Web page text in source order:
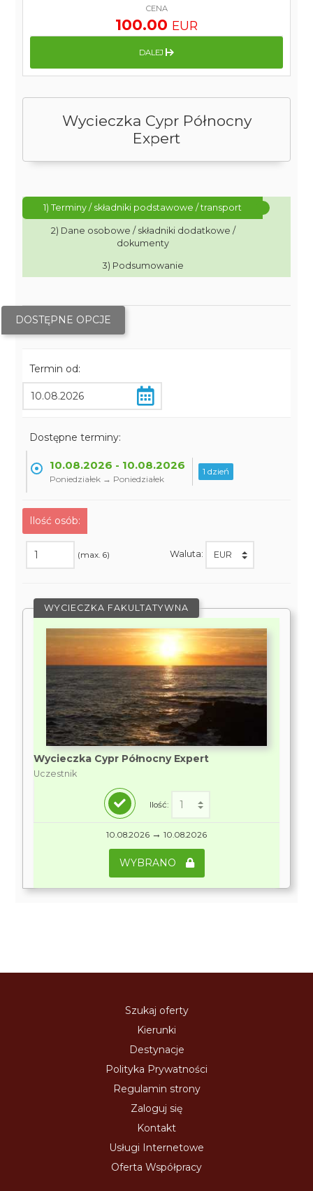
Wycieczka Cypr Północny
Expert
1) Terminy / składniki podstawowe / transport
2) Dane osobowe / składniki dodatkowe /
dokumenty
3) Podsumowanie
DOSTĘPNE OPCJE
Termin od:
Dostępne terminy:
10.08.2026 - 10.08.2026
Poniedziałek → Poniedziałek
1 dzień
Ilość osób:
(max. 6) Waluta:
WYCIECZKA FAKULTATYWNA
Wycieczka Cypr Północny Expert
Uczestnik
Ilość:
10.08.2026 → 10.08.2026
WYBRANO
CENA
100.00 EUR
DALEJ
Szukaj oferty
Kierunki
Destynacje
Polityka Prywatności
Regulamin strony
Zaloguj się
Kontakt
Usługi Internetowe
Oferta Współpracy